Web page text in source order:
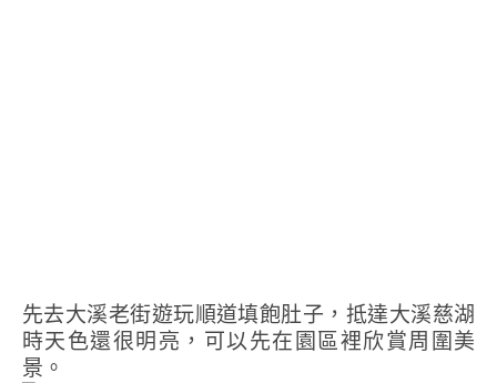
先去大溪老街遊玩順道填飽肚子，抵達大溪慈湖
時天色還很明亮，可以先在園區裡欣賞周圍美
景。